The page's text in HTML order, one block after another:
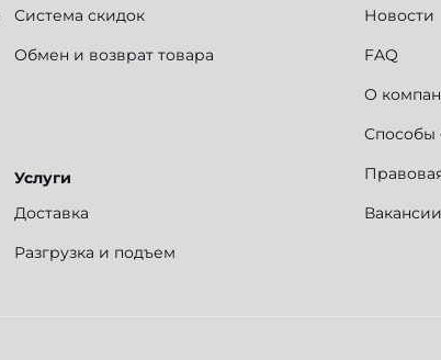
Система скидок
Обмен и возврат товара
Услуги
Доставка
Разгрузка и подъем
Новости
FAQ
О
Способы
Вакансии